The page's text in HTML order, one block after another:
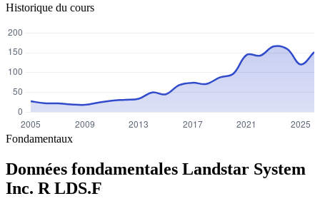
Historique du cours
Fondamentaux
Données fondamentales Landstar System
Inc. R LDS.F